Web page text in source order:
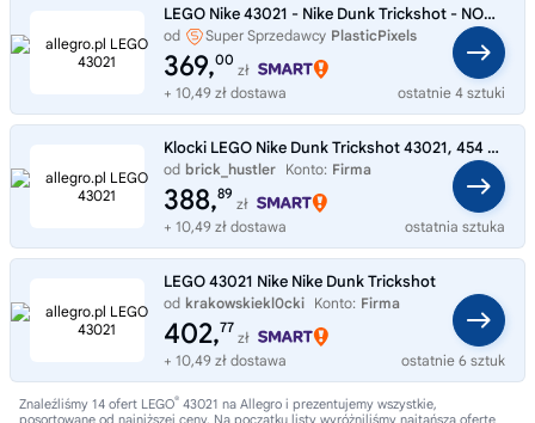
LEGO Nike 43021 - Nike Dunk Trickshot - NOWY
od Super Sprzedawcy PlasticPixels
369,00
zł
+ 10,49 zł dostawa
ostatnie 4 sztuki
Klocki LEGO Nike Dunk Trickshot 43021, 454 elementy, 10+
od brick_hustler Konto: Firma
388,89
zł
+ 10,49 zł dostawa
ostatnia sztuka
LEGO 43021 Nike Nike Dunk Trickshot
od krakowskiekl0cki Konto: Firma
402,77
zł
+ 10,49 zł dostawa
ostatnie 6 sztuk
Znaleźliśmy 14 ofert LEGO® 43021 na Allegro i prezentujemy wszystkie,
posortowane od najniższej ceny. Na początku listy wyróżniliśmy najtańszą ofertę